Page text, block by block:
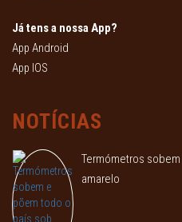
Já tens a nossa App?
App Android
App IOS
NOTÍCIAS
Termómetros
amarelo